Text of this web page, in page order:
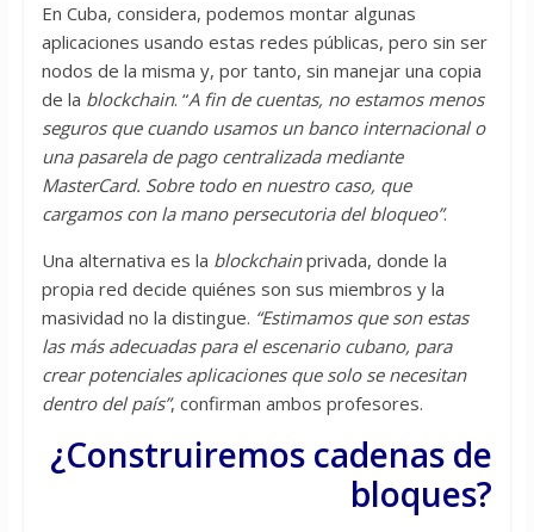
En Cuba, considera, podemos montar algunas
aplicaciones usando estas redes públicas, pero sin ser
nodos de la misma y, por tanto, sin manejar una copia
de la blockchain. “A fin de cuentas, no estamos menos
seguros que cuando usamos un banco internacional o
una pasarela de pago centralizada mediante
MasterCard. Sobre todo en nuestro caso, que
cargamos con la mano persecutoria del bloqueo”.
Una alternativa es la blockchainprivada, donde la
propia red decide quiénes son sus miembros y la
masividad no la distingue. “Estimamos que son estas
las más adecuadas para el escenario cubano, para
crear potenciales aplicaciones que solo se necesitan
dentro del país”, confirman ambos profesores.
¿Construiremos cadenas de
bloques?